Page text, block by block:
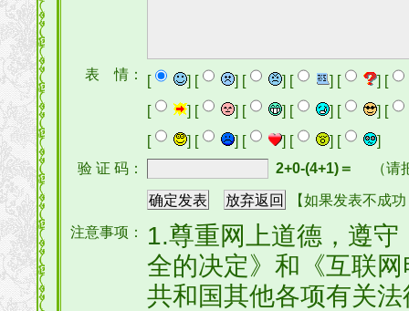
表 情： [ ] [ ] [ ] [ ] [
] [
[
] [ ] [ ] [ ] [
] [
[
] [ ] [ ] [ ] [
]
验 证 码：
2+0-(4+1)＝ （
【如果发表不成
注意事项：
1.尊重网上道德，遵
全的决定》和《互联
共和国其他各项有关